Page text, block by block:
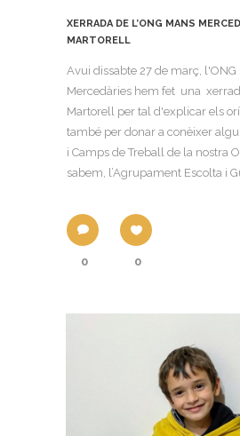
XERRADA DE L’ONG MANS
MARTORELL
Avui dissabte 27 de març, l'ONG
Mercedàries hem fet una
Martorell per tal d'explicar els
també per donar a conèixer
i Camps de Treball de la nostra
sabem, l’Agrupament Escolta i
0 0